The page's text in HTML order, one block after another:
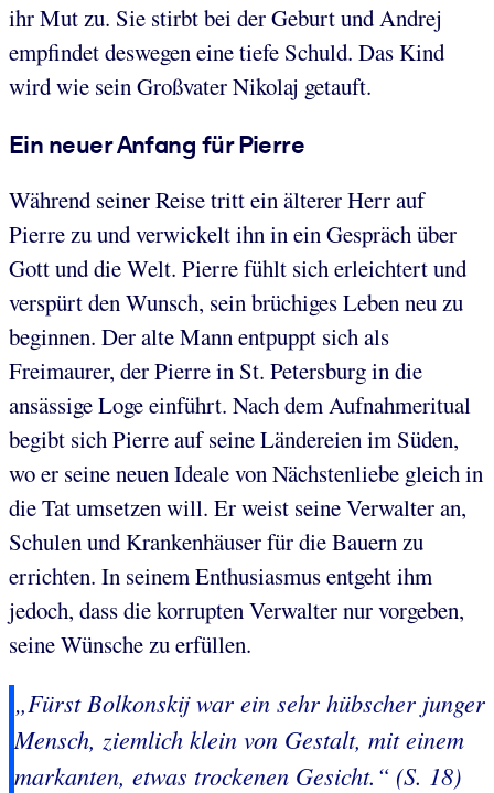
ihr Mut zu. Sie stirbt bei der Geburt und Andrej
empfindet deswegen eine tiefe Schuld. Das Kind
wird wie sein Großvater Nikolaj getauft.
Ein neuer Anfang für Pierre
Während seiner Reise tritt ein älterer Herr auf
Pierre zu und verwickelt ihn in ein Gespräch über
Gott und die Welt. Pierre fühlt sich erleichtert und
verspürt den Wunsch, sein brüchiges Leben neu zu
beginnen. Der alte Mann entpuppt sich als
Freimaurer, der Pierre in St. Petersburg in die
ansässige Loge einführt. Nach dem Aufnahmeritual
begibt sich Pierre auf seine Ländereien im Süden,
wo er seine neuen Ideale von Nächstenliebe gleich in
die Tat umsetzen will. Er weist seine Verwalter an,
Schulen und Krankenhäuser für die Bauern zu
errichten. In seinem Enthusiasmus entgeht ihm
jedoch, dass die korrupten Verwalter nur vorgeben,
seine Wünsche zu erfüllen.
„Fürst Bolkonskij war ein sehr hübscher junger
Mensch, ziemlich klein von Gestalt, mit einem
markanten, etwas trockenen Gesicht.“ (S. 18)